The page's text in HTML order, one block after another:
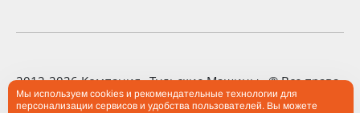
2012-2026 Компания «Тульские Машины» ® Все права
защищены
Мы используем cookies и рекомендательные технологии для
персонализации сервисов и удобства пользователей. Вы можете